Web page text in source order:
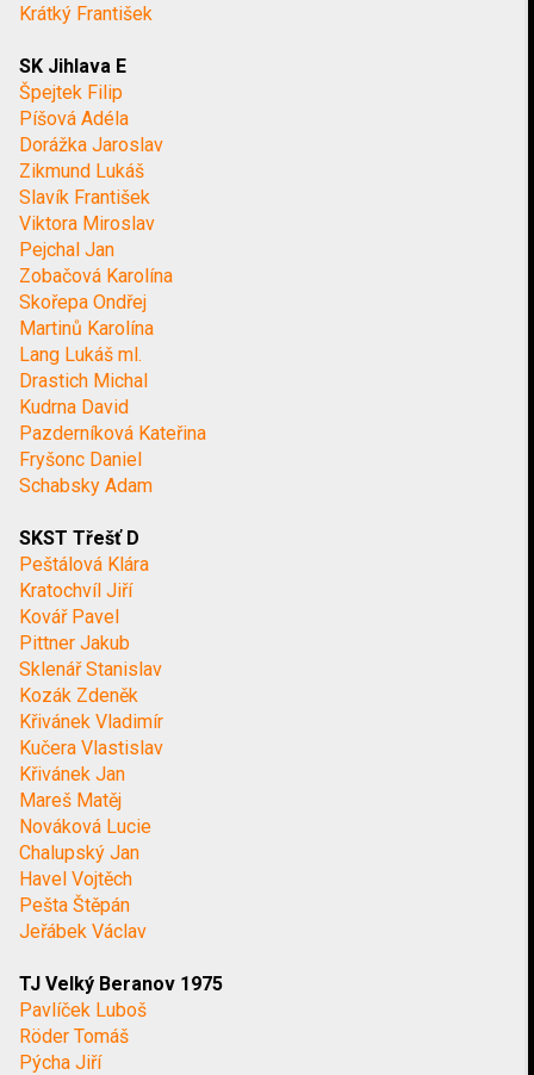
Krátký František
SK Jihlava E
Špejtek Filip
Píšová Adéla
Dorážka Jaroslav
Zikmund Lukáš
Slavík František
Viktora Miroslav
Pejchal Jan
Zobačová Karolína
Skořepa Ondřej
Martinů Karolína
Lang Lukáš ml.
Drastich Michal
Kudrna David
Pazderníková Kateřina
Fryšonc Daniel
Schabsky Adam
SKST Třešť D
Peštálová Klára
Kratochvíl Jiří
Kovář Pavel
Pittner Jakub
Sklenář Stanislav
Kozák Zdeněk
Křivánek Vladimír
Kučera Vlastislav
Křivánek Jan
Mareš Matěj
Nováková Lucie
Chalupský Jan
Havel Vojtěch
Pešta Štěpán
Jeřábek Václav
TJ Velký Beranov 1975
Pavlíček Luboš
Röder Tomáš
Pýcha Jiří